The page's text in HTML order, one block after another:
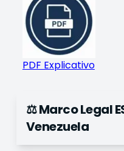
PDF Explicativo
⚖️ Marco Legal
Venezuela